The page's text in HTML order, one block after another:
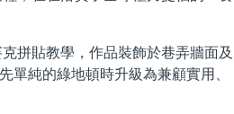
拼貼教學，作品裝飾於巷弄牆面及
純的綠地頓時升級為兼顧實用、